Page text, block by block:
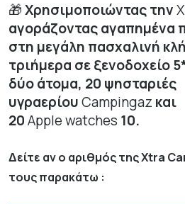
🎁Χρησιμοποιώντας την
αγοράζοντας αγαπημένα
στη μεγάλη πασχαλινή
τριήμερα σε ξενοδοχείο
δύο άτομα, 20 ψησταριές
υγραερίουCampingaz και
20Apple watches 10.
Δείτε αν ο αριθμός της Xtra
τους παρακάτω :